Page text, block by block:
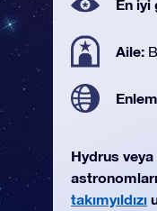
En iyi
Aile:
Hydrus veya
takımyıldızı